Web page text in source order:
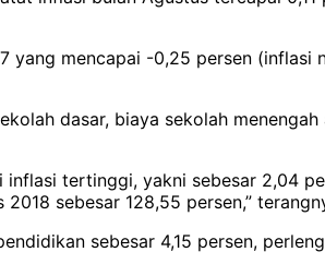
mencapai -0,25 persen
dasar, biaya sekolah
tertinggi, yakni sebesar 2,04
sebesar 128,55 persen,”
sebesar 4,15 persen,